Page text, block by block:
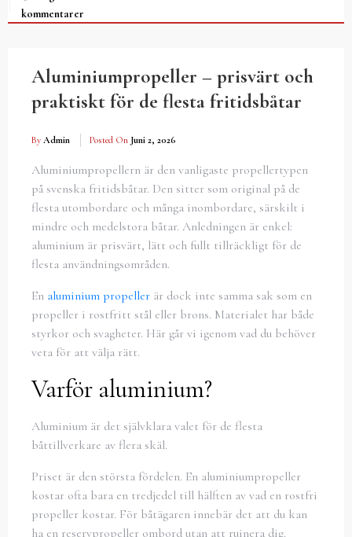
kommentarer
Aluminiumpropeller – prisvärt och
praktiskt för de flesta fritidsbåtar
By Admin Posted On Juni 2, 2026
Aluminiumpropellern är den vanligaste propellertypen
på svenska fritidsbåtar. Den sitter som original på de
flesta utombordare och många inombordare, särskilt i
mindre och medelstora båtar. Anledningen är enkel:
aluminium är prisvärt, lätt och fullt tillräckligt för de
flesta användningsområden.
En aluminium propeller är dock inte samma sak som en
propeller i rostfritt stål eller brons. Materialet har både
styrkor och svagheter. Här går vi igenom vad du behöver
veta för att välja rätt.
Varför aluminium?
Aluminium är det självklara valet för de flesta
båttillverkare av flera skäl.
Priset är den största fördelen. En aluminiumpropeller
kostar ofta bara en tredjedel till hälften av vad en rostfri
propeller kostar. För båtägaren innebär det att du kan
ha en reservpropeller ombord utan att ruinera dig.